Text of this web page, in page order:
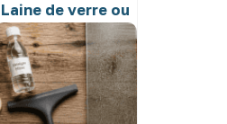
Laine de verre ou
polystyrène :
comment choisir
votre isolant
selon vos
besoins